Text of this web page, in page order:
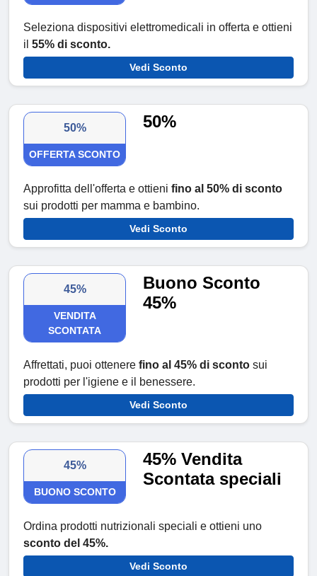
Seleziona dispositivi elettromedicali in offerta e ottieni
il 55% di sconto.
Vedi Sconto
50%
OFFERTA SCONTO
50%
Approfitta dell'offerta e ottieni fino al 50% di sconto
sui prodotti per mamma e bambino.
Vedi Sconto
45%
VENDITA
SCONTATA
Buono Sconto
45%
Affrettati, puoi ottenere fino al 45% di sconto sui
prodotti per l'igiene e il benessere.
Vedi Sconto
45%
BUONO SCONTO
45% Vendita
Scontata speciali
Ordina prodotti nutrizionali speciali e ottieni uno
sconto del 45%.
Vedi Sconto